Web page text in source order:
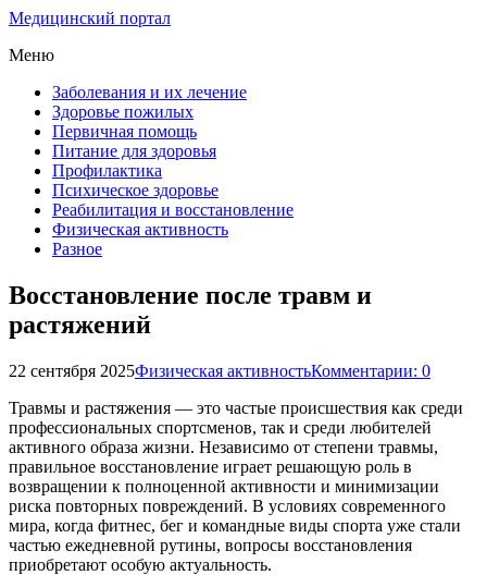
Медицинский портал
Меню
Заболевания и их лечение
Здоровье пожилых
Первичная помощь
Питание для здоровья
Профилактика
Психическое здоровье
Реабилитация и восстановление
Физическая активность
Разное
Восстановление после травм и
растяжений
22 сентября 2025Физическая активностьКомментарии: 0
Травмы и растяжения — это частые происшествия как среди
профессиональных спортсменов, так и среди любителей
активного образа жизни. Независимо от степени травмы,
правильное восстановление играет решающую роль в
возвращении к полноценной активности и минимизации
риска повторных повреждений. В условиях современного
мира, когда фитнес, бег и командные виды спорта уже стали
частью ежедневной рутины, вопросы восстановления
приобретают особую актуальность.